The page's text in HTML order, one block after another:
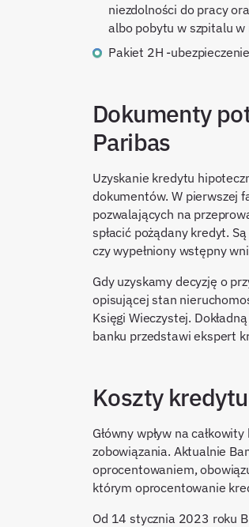
niezdolności do pracy
albo pobytu w szpitalu
Pakiet 2H -
Dokumenty
Paribas
Uzyskanie kredytu
dokumentów. W pierwszej
pozwalających na
spłacić pożądany kredyt.
czy wypełniony wstępny
Gdy uzyskamy decyzję o
opisującej stan
Księgi Wieczystej.
banku przedstawi ekspert
Koszty
Główny wpływ na
zobowiązania. Aktualnie
oprocentowaniem,
którym oprocentowanie
Od 14 stycznia 2023 roku